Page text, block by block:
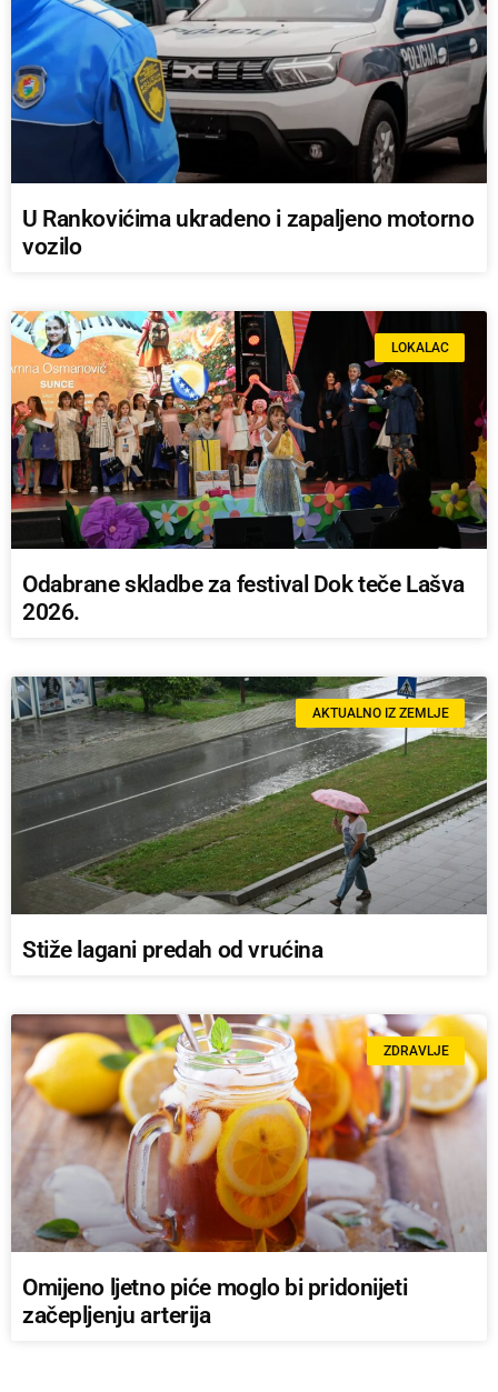
U Rankovićima ukradeno i zapaljeno motorno
vozilo
LOKALAC
Odabrane skladbe za festival Dok teče Lašva
2026.
AKTUALNO IZ ZEMLJE
Stiže lagani predah od vrućina
ZDRAVLJE
Omijeno ljetno piće moglo bi pridonijeti
začepljenju arterija